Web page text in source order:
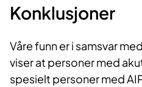
Konklusjoner
Våre funn er i samsvar
viser at personer med
spesielt personer med